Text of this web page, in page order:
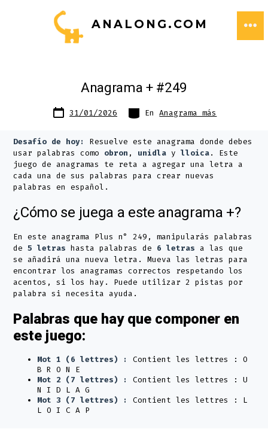
ANALONG.COM
Anagrama + #249
Fecha
de 31/01/2026 Categorías
EnAnagrama más
Desafío de hoy:
Resuelve este anagrama donde debes
usar palabras como obron , unidla ylloica. Este
juego de anagramas te reta a agregar una letra a
cada una de sus palabras para crear nuevas
palabras en español.
¿Cómo se juega a este anagrama +?
En este anagrama Plus n° 249, manipularás palabras
de5 letras hasta palabras de 6 letras a las que
se añadirá una nueva letra. Mueva las letras para
encontrar los anagramas correctos respetando los
acentos, si los hay. Puede utilizar 2 pistas por
palabra si necesita ayuda.
Palabras que hay que componer en
este juego:
Mot 1 (6 lettres) :
Contient les lettres : O
B R O N E
Mot 2 (7 lettres) :
Contient les lettres : U
N I D L A G
Mot 3 (7 lettres) :
Contient les lettres : L
L O I C A P